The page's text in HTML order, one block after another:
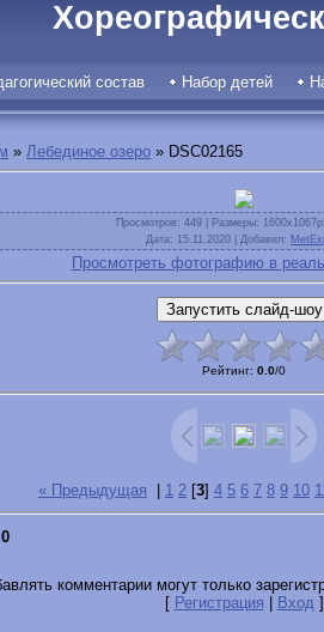
состав Набор детей
» Лебединое озеро » DSC02165
Просмотров: 449 | Размеры:
Дата: 15.11.2020 | Добавил:
Просмотреть фотографию в
Рейтинг: 0.0/0
« Предыдущая 1 2 [3] 4 5 6 7 8 9 10
0
комментарии могут только
[ Регистрация Вход]